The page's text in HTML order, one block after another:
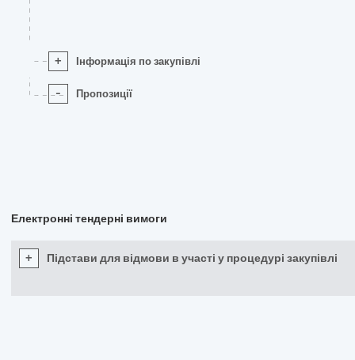
+ Інформація по закупівлі
- Пропозиції
Електронні тендерні вимоги
+ Підстави для відмови в участі у процедурі закупівлі